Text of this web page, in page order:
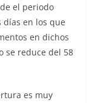
el periodo
días en los que
en dichos
se reduce del 58
es muy